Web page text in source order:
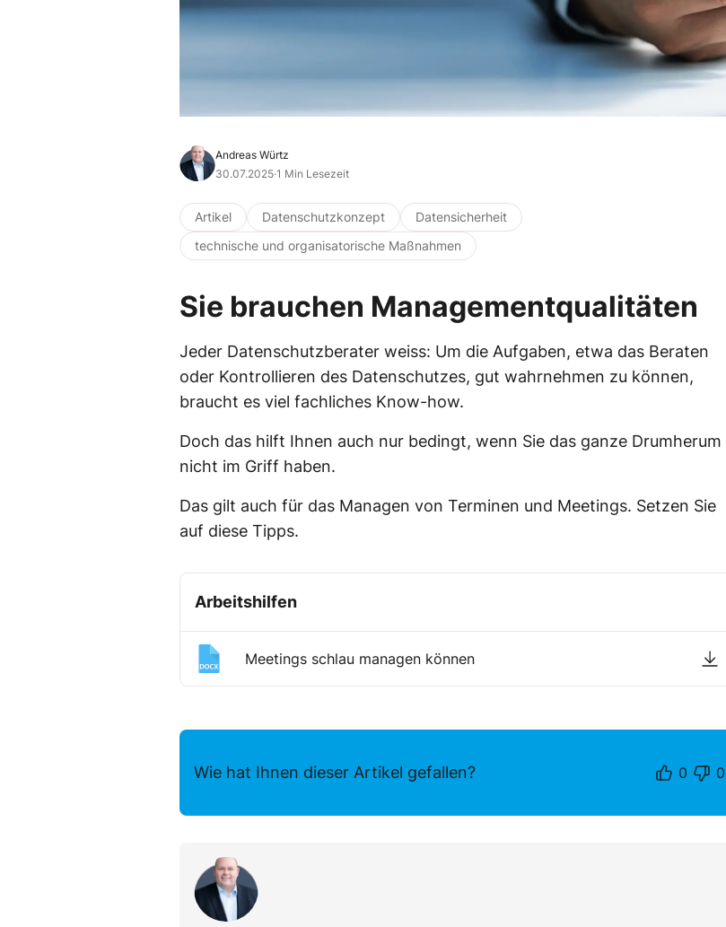
Andreas Würtz
30.07.2025·1 Min Lesezeit
Artikel Datenschutzkonzept
Datensicherheit
technische und organisatorische Maßnahmen
Sie brauchen Managementqualitäten
Jeder Datenschutzberater weiss: Um die Aufgaben, etwa das Beraten
oder Kontrollieren des Datenschutzes, gut wahrnehmen zu können,
braucht es viel fachliches Know-how.
Doch das hilft Ihnen auch nur bedingt, wenn Sie das ganze Drumherum
nicht im Griff haben.
Das gilt auch für das Managen von Terminen und Meetings. Setzen Sie
auf diese Tipps.
Arbeitshilfen
Meetings schlau managen können
Wie hat Ihnen dieser Artikel gefallen? 0 0